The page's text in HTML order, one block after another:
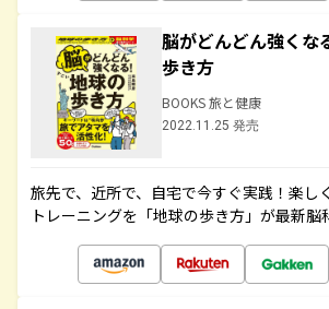
脳がどんどん強くな
歩き方
BOOKS 旅と健康
2022.11.25 発売
旅先で、近所で、自宅で今すぐ実践！楽し
トレーニングを「地球の歩き方」が最新脳